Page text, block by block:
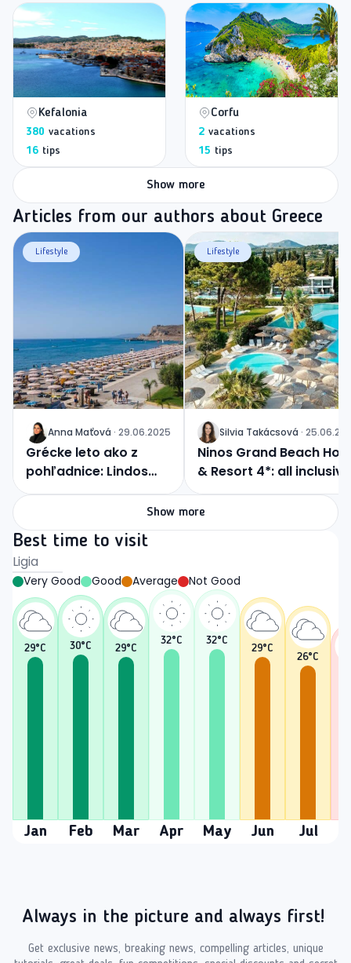
Kefalonia
380 vacations
16 tips
Corfu
2 vacations
15 tips
Show more
Articles from our authors about Greece
J Anna Maťová · 29.06.2025
Grécke leto ako z
pohľadnice: Lindos
Princess vás očarí
Lifestyle
J Silvia Takácsová ·
Ninos Grand Beach
& Resort 4*: all inclusive
s výhľadom na Iónske
more
Lifestyle
Show more
Best time to visit
Ligia
Very Good Good Average Not Good
29°C
Jan
30°C
Feb
29°C
Mar
32°C
Apr
32°C
May
29°C
Jun
26°C
Jul
Always in the picture and always first!
Get exclusive news, breaking news, compelling articles, unique